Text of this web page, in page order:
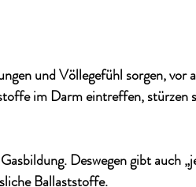
und Völlegefühl sorgen, vor
im Darm eintreffen, stürzen
Deswegen gibt auch
Ballaststoffe.